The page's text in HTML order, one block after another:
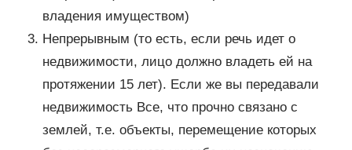
владения имуществом)
Непрерывным (то есть, если речь идет о
недвижимости, лицо должно владеть ей на
протяжении 15 лет). Если же вы передавали
недвижимость Все, что прочно связано с
землей, т.е. объекты, перемещение которых